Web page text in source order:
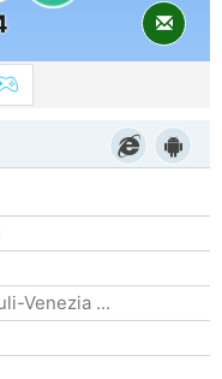
Venezia ...